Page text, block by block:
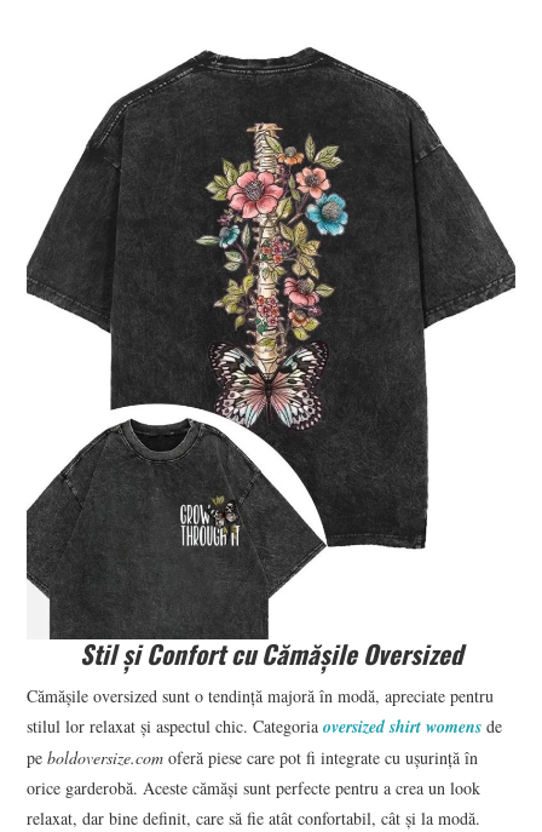
Stil și Confort cu Cămășile Oversized
Cămășile oversized sunt o tendință majoră în modă, apreciate pentru
stilul lor relaxat și aspectul chic. Categoriaoversized shirt womens de
peboldoversize.com oferă piese care pot fi integrate cu ușurință în
orice garderobă. Aceste cămăși sunt perfecte pentru a crea un look
relaxat, dar bine definit, care să fie atât confortabil, cât și la modă.